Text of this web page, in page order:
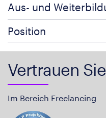
Aus- und
Position
Vertrauen
Im Bereich Freelancing